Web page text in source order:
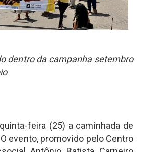
dentro da campanha setembro
feira (25) a caminhada de
evento, promovido pelo Centro